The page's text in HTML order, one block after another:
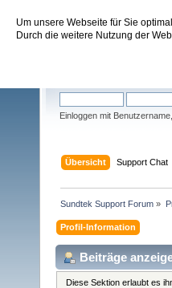
Um unsere Webseite für Sie
Durch die weitere Nutzung der
Sundtek
Einloggen mit
Übersicht Support Chat
Sundtek Support Forum »
Profil-Information
Beiträge
Diese Sektion erlaubt es